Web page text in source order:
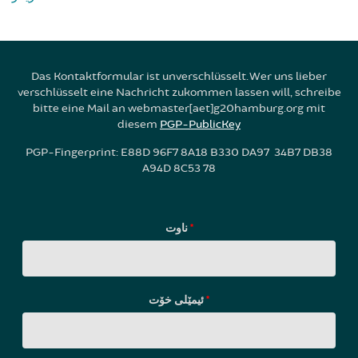
Das Kontaktformular ist unverschlüsselt. Wer uns lieber
verschlüsselt eine Nachricht zukommen lassen will, schreibe
bitte eine Mail an webmaster[aet]g20hamburg.org mit
diesem PGP-PublicKey
PGP-Fingerprint: E88D 96F7 8A18 B330 DA97 34B7 DB38
A94D 8C53 78
ناوت*
*